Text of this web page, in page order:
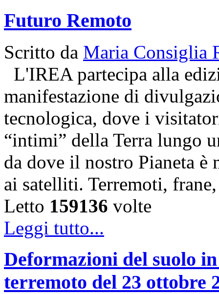
Futuro Remoto
Scritto da Maria Consiglia
L'IREA partecipa alla
manifestazione di
tecnologica, dove i
“intimi” della Terra lungo
da dove il nostro Pianeta è
ai satelliti. Terremoti,
Letto 159136 volte
Leggi tutto...
Deformazioni del suolo
terremoto del 23 ottobre